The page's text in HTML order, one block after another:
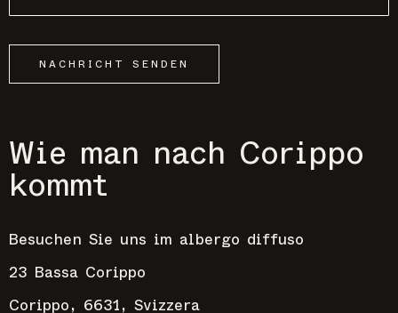
NACHRICHT SENDEN
Wie man nach Corippo
kommt
Besuchen Sie uns im albergo diffuso
23 Bassa Corippo
Corippo, 6631, Svizzera